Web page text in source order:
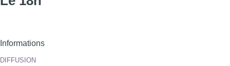
Informations
DIFFUSION